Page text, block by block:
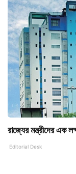
রাজ্যের মন্ত্রীদের এক
Editorial Desk